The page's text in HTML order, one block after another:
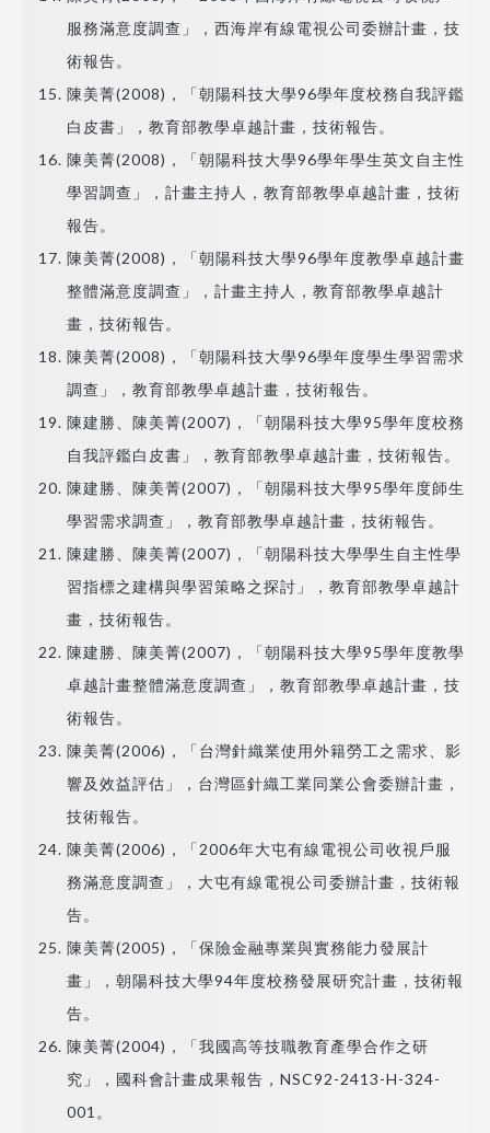
服務滿意度調查」，西海岸有線電視公司委辦計畫，技
術報告。
陳美菁(2008)，「朝陽科技大學96學年度校務自我評鑑
白皮書」，教育部教學卓越計畫，技術報告。
陳美菁(2008)，「朝陽科技大學96學年學生英文自主性
學習調查」，計畫主持人，教育部教學卓越計畫，技術
報告。
陳美菁(2008)，「朝陽科技大學96學年度教學卓越計畫
整體滿意度調查」，計畫主持人，教育部教學卓越計
畫，技術報告。
陳美菁(2008)，「朝陽科技大學96學年度學生學習需求
調查」，教育部教學卓越計畫，技術報告。
陳建勝、陳美菁(2007)，「朝陽科技大學95學年度校務
自我評鑑白皮書」，教育部教學卓越計畫，技術報告。
陳建勝、陳美菁(2007)，「朝陽科技大學95學年度師生
學習需求調查」，教育部教學卓越計畫，技術報告。
陳建勝、陳美菁(2007)，「朝陽科技大學學生自主性學
習指標之建構與學習策略之探討」，教育部教學卓越計
畫，技術報告。
陳建勝、陳美菁(2007)，「朝陽科技大學95學年度教學
卓越計畫整體滿意度調查」，教育部教學卓越計畫，技
術報告。
陳美菁(2006)，「台灣針織業使用外籍勞工之需求、影
響及效益評估」，台灣區針織工業同業公會委辦計畫，
技術報告。
陳美菁(2006)，「2006年大屯有線電視公司收視戶服
務滿意度調查」，大屯有線電視公司委辦計畫，技術報
告。
陳美菁(2005)，「保險金融專業與實務能力發展計
畫」，朝陽科技大學94年度校務發展研究計畫，技術報
告。
陳美菁(2004)，「我國高等技職教育產學合作之研
究」，國科會計畫成果報告，NSC92-2413-H-324-
001。